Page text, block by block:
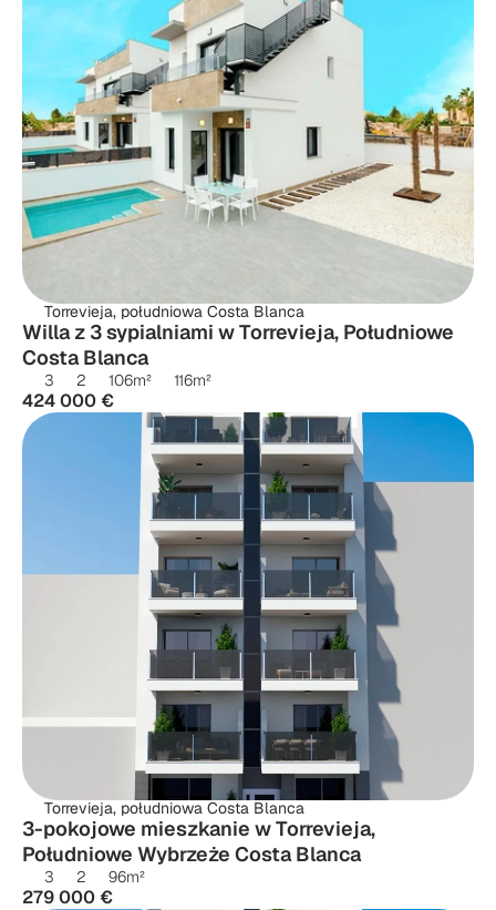
Torrevieja, południowa Costa Blanca
Willa z 3 sypialniami w Torrevieja, Południowe
Costa Blanca
3 2 106m² 116m²
424 000 €
Torrevieja, południowa Costa Blanca
3-pokojowe mieszkanie w Torrevieja,
Południowe Wybrzeże Costa Blanca
3 2 96m²
279 000 €